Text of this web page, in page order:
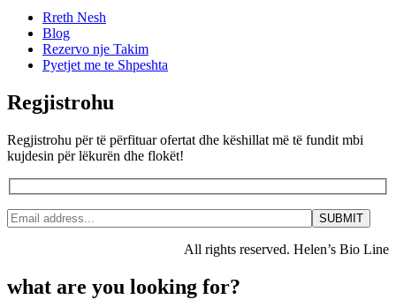
Rreth Nesh
Blog
Rezervo nje Takim
Pyetjet me te Shpeshta
Regjistrohu
Regjistrohu për të përfituar ofertat dhe këshillat më të fundit mbi
kujdesin për lëkurën dhe flokët!
All rights reserved. Helen’s Bio Line
what are you looking for?